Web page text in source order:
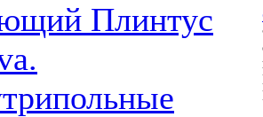
Плинтус